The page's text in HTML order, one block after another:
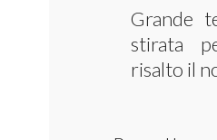
Grande
stirata
risalto il